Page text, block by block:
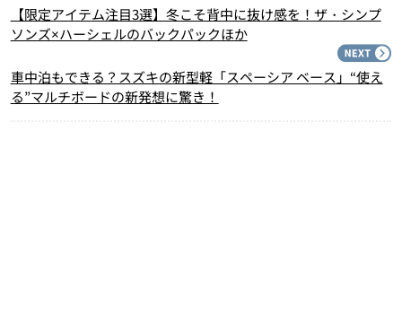
【限定アイテム注目3選】冬こそ背中に抜け感を！ザ・シンプ
ソンズ×ハーシェルのバックパックほか
車中泊もできる？スズキの新型軽「スペーシア ベース」“使え
る”マルチボードの新発想に驚き！